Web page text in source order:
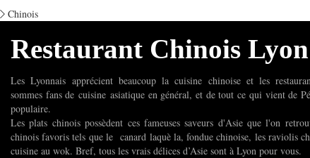
Chinois
Restaurant Chinois Lyon
Les Lyonnais apprécient beaucoup la cuisine chinoise et les
sommes fans de cuisine asiatique en général, et de tout ce qui vient de
populaire.
Les plats chinois possèdent ces fameuses saveurs d'Asie que l'on
chinois favoris tels que le canard laquè la, fondue chinoise, les raviolis
cuisine au wok. Bref, tous les vrais délices d’Asie sont à Lyon pour vous.